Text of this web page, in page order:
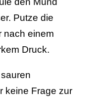
Putze die
nach einem
Druck.
keine Frage zur